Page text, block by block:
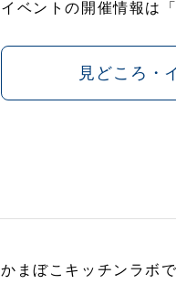
イベントの開催情報は
見どころ・
かまぼこキッチンラボ